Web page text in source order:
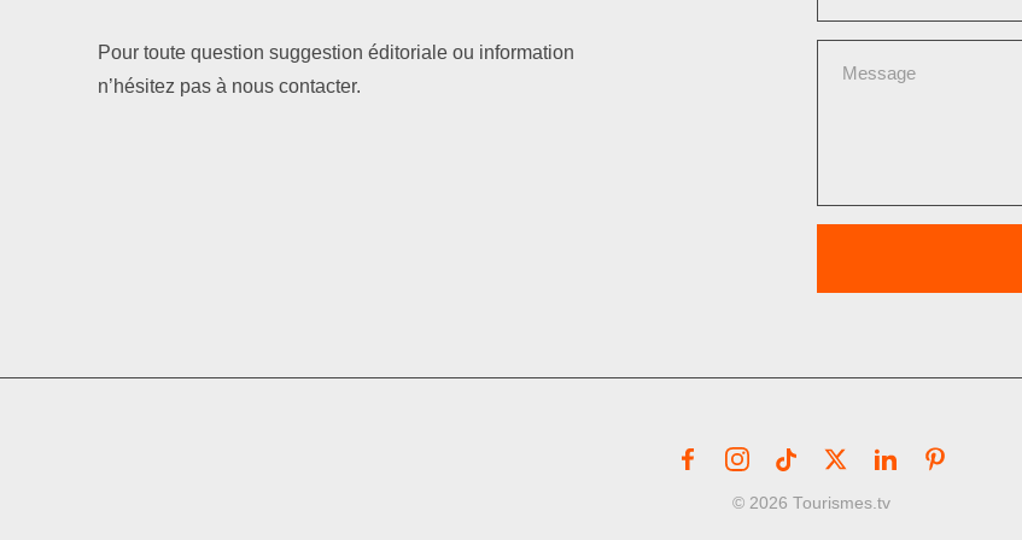
Pour toute question suggestion éditoriale ou information
n’hésitez pas à nous contacter.
© 2026 Tourismes.tv